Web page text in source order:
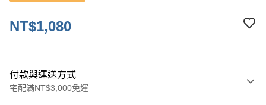
NT$1,080
付款與運送方式
宅配滿NT$3,000免運